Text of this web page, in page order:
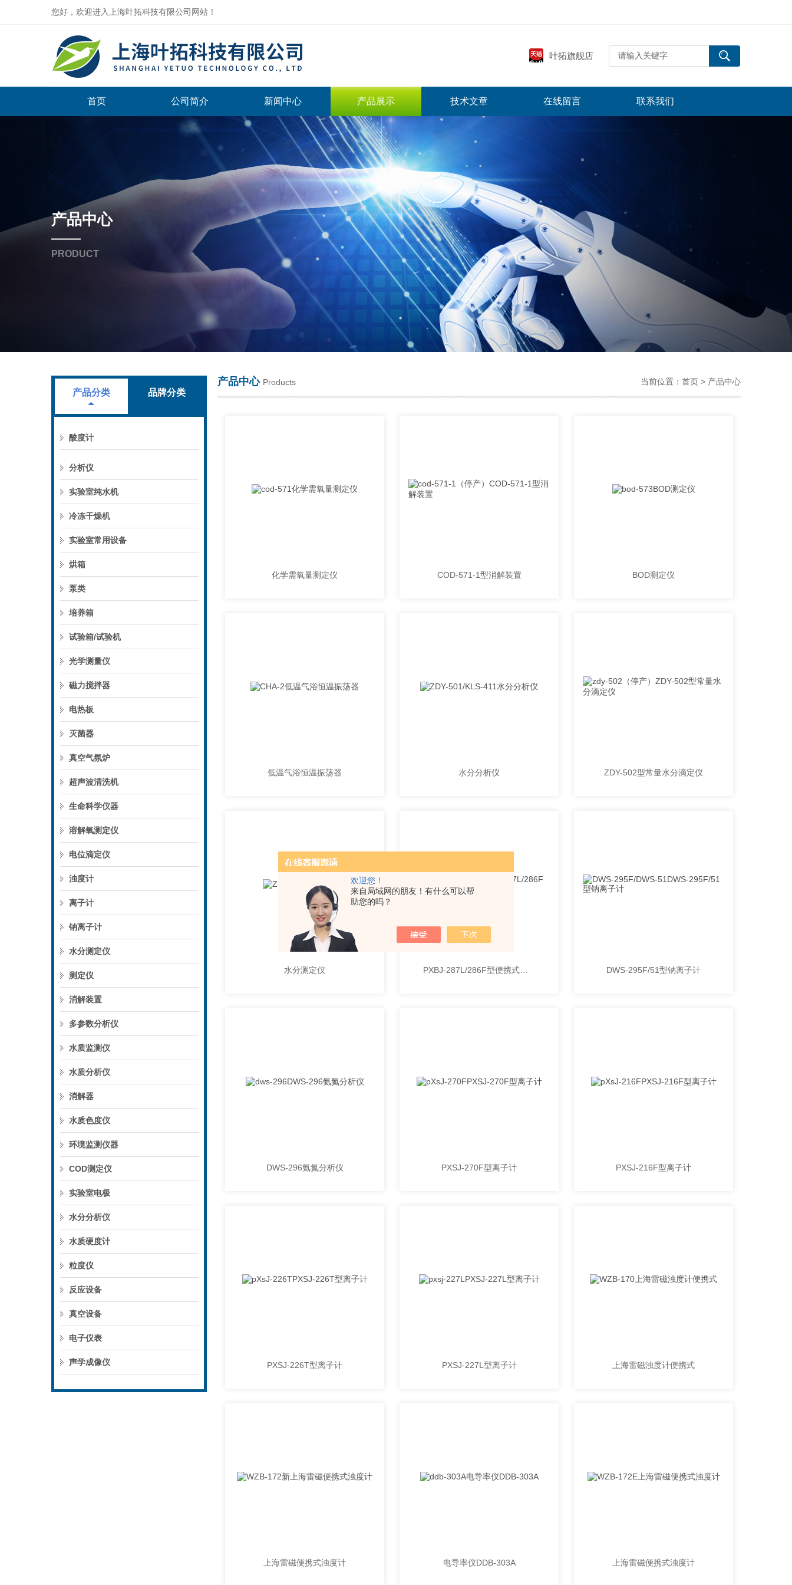
欢迎您！
来自局域网的朋友！有什么可以帮
助您的吗？
您好，欢迎进入上海叶拓科技有限公司网站！
叶拓旗舰店
首页 公司简介 新闻中心 产品展示 技术文章 在线留言 联系我们
产品中心
PRODUCT
产品分类 品牌分类
酸度计
分析仪
实验室纯水机
冷冻干燥机
实验室常用设备
烘箱
泵类
培养箱
试验箱/试验机
光学测量仪
磁力搅拌器
电热板
灭菌器
真空气氛炉
超声波清洗机
生命科学仪器
溶解氧测定仪
电位滴定仪
浊度计
离子计
钠离子计
水分测定仪
测定仪
消解装置
多参数分析仪
水质监测仪
水质分析仪
消解器
水质色度仪
环境监测仪器
COD测定仪
实验室电极
水分分析仪
水质硬度计
粒度仪
反应设备
真空设备
电子仪表
声学成像仪
产品中心 Products 当前位置： 首页 > 产品中心
化学需氧量测定仪 COD-571-1型消解装置 BOD测定仪
低温气浴恒温振荡器 水分分析仪 ZDY-502型常量水分滴定仪
水分测定仪 DWS-295F/51型钠离子计
DWS-296氨氮分析仪 PXSJ-270F型离子计 PXSJ-216F型离子计
PXSJ-226T型离子计 PXSJ-227L型离子计 上海雷磁浊度计便携式
上海雷磁便携式浊度计 电导率仪DDB-303A 上海雷磁便携式浊度计